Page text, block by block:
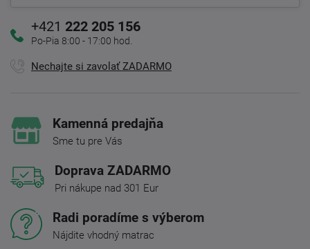
+421 222 205 156
Po-Pia 8:00 - 17:00 hod.
Nechajte si zavolať ZADARMO
Kamenná predajňa
Sme tu pre Vás
Doprava ZADARMO
Pri nákupe nad 301 Eur
Radi poradíme s výberom
Nájdite vhodný matrac